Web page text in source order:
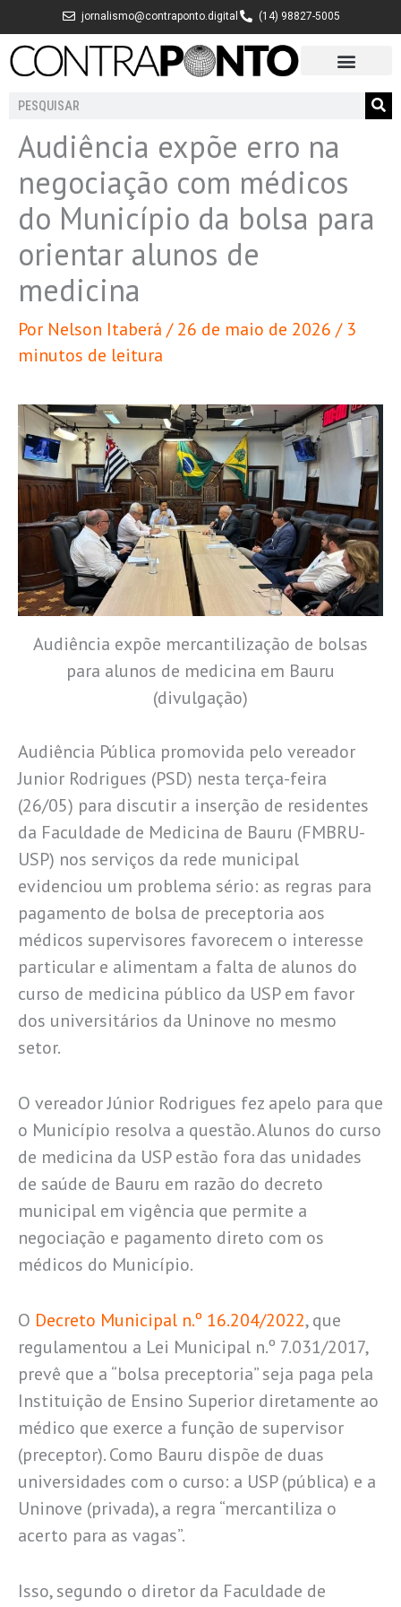
para
jornalismo@contraponto.digital (14) 98827-5005
Pesquisar
Audiência expõe erro na
negociação com médicos
do Município da bolsa para
orientar alunos de
medicina
Por Nelson Itaberá /26 de maio de 2026 / 3
minutos de leitura
Audiência expõe mercantilização de bolsas
para alunos de medicina em Bauru
(divulgação)
Audiência Pública promovida pelo vereador
Junior Rodrigues (PSD) nesta terça-feira
(26/05) para discutir a inserção de residentes
da Faculdade de Medicina de Bauru (FMBRU-
USP) nos serviços da rede municipal
evidenciou um problema sério: as regras para
pagamento de bolsa de preceptoria aos
médicos supervisores favorecem o interesse
particular e alimentam a falta de alunos do
curso de medicina público da USP em favor
dos universitários da Uninove no mesmo
setor.
O vereador Júnior Rodrigues fez apelo para que
o Município resolva a questão. Alunos do curso
de medicina da USP estão fora das unidades
de saúde de Bauru em razão do decreto
municipal em vigência que permite a
negociação e pagamento direto com os
médicos do Município.
O Decreto Municipal n.º 16.204/2022, que
regulamentou a Lei Municipal n.º 7.031/2017,
prevê que a “bolsa preceptoria” seja paga pela
Instituição de Ensino Superior diretamente ao
médico que exerce a função de supervisor
(preceptor). Como Bauru dispõe de duas
universidades com o curso: a USP (pública) e a
Uninove (privada), a regra “mercantiliza o
acerto para as vagas”.
Isso, segundo o diretor da Faculdade de